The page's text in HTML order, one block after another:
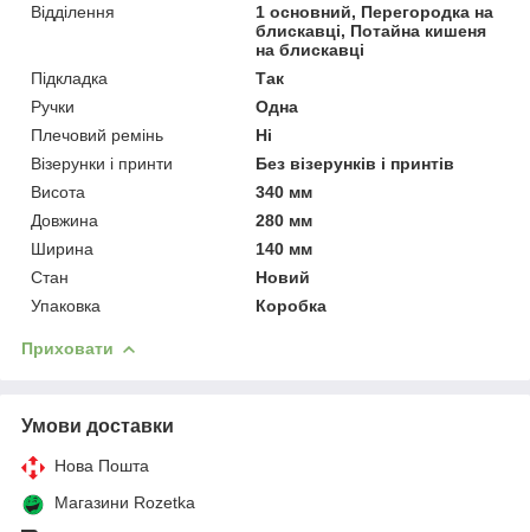
Відділення
1 основний, Перегородка на
блискавці, Потайна кишеня
на блискавці
Підкладка
Так
Ручки
Одна
Плечовий ремінь
Ні
Візерунки і принти
Без візерунків і принтів
Висота
340 мм
Довжина
280 мм
Ширина
140 мм
Стан
Новий
Упаковка
Коробка
Приховати
Умови доставки
Нова Пошта
Магазини Rozetka